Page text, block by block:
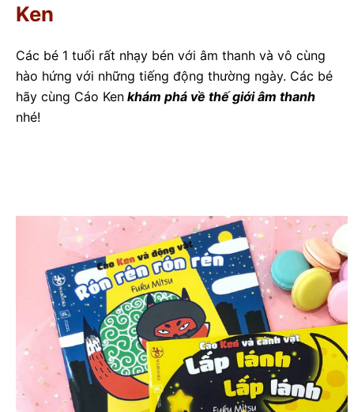
Ken
Các bé 1 tuổi rất nhạy bén với âm thanh và vô cùng
hào hứng với những tiếng động thường ngày. Các bé
hãy cùng Cáo Ken khám phá về thế giới âm thanh
nhé!